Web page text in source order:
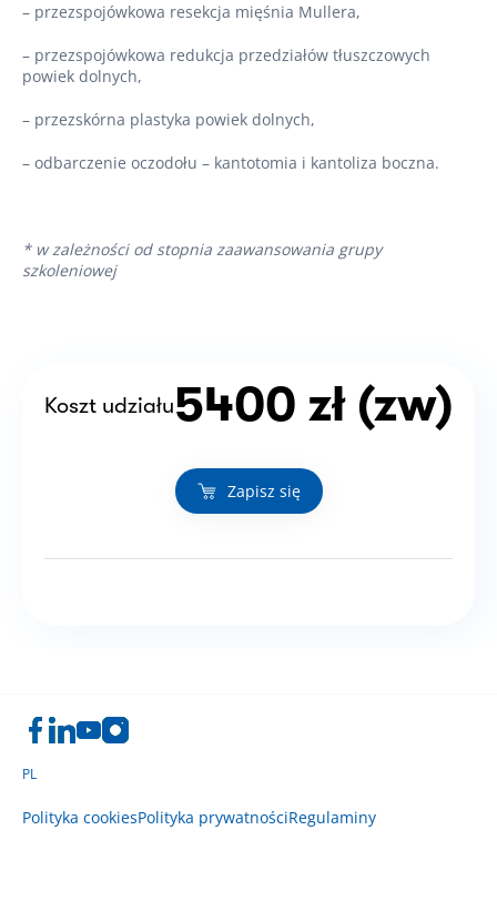
– przezspojówkowa resekcja mięśnia Mullera,
– przezspojówkowa redukcja przedziałów tłuszczowych
powiek dolnych,
– przezskórna plastyka powiek dolnych,
– odbarczenie oczodołu – kantotomia i kantoliza boczna.
* w zależności od stopnia zaawansowania grupy
szkoleniowej
Koszt udziału5400 zł (zw)
Zapisz się
PL
Polityka cookiesPolityka prywatnościRegulaminy